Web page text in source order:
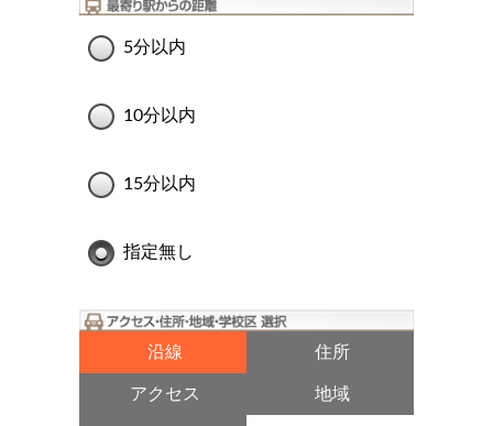
5分以内
10分以内
15分以内
指定無し
沿線 住所
アクセス 地域